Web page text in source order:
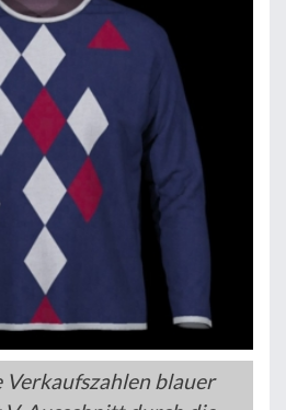
Verkaufszahlen blauer